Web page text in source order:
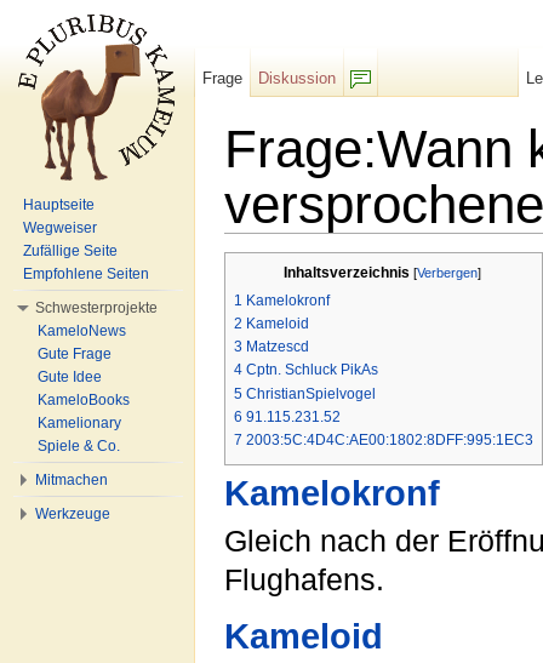
Frage:Wann
Inhaltsverzeichnis [Verbergen]
1 Kamelokronf
2 Kameloid
3 Matzescd
4 Cptn. Schluck PikAs
5 ChristianSpielvogel
6 91.115.231.52
7 2003:5C:4D4C:AE00:1802:8DFF:995:1EC3
Kamelokronf
Gleich nach der
Flughafens.
Kameloid
Frage
Diskussion
Hauptseite
Wegweiser
Zufällige Seite
Empfohlene Seiten
Schwesterprojekte
KameloNews
Gute Frage
Gute Idee
KameloBooks
Kamelionary
Spiele & Co.
Mitmachen
Werkzeuge